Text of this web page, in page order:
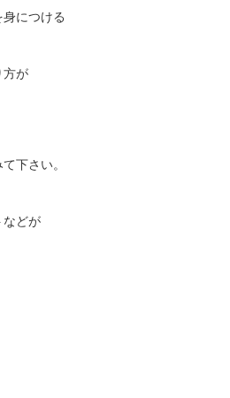
につける
方が
下さい。
などが